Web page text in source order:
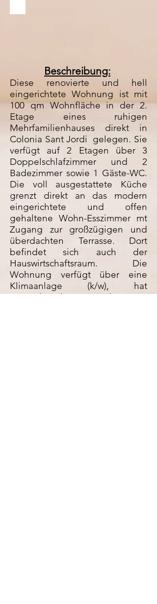
Beschreibung:
Diese renovierte und hell
eingerichtete Wohnung ist mit
100 qm Wohnfläche in der 2.
Etage eines ruhigen
Mehrfamilienhauses direkt in
Colonia Sant Jordi gelegen. Sie
verfügt auf 2 Etagen über 3
Doppelschlafzimmer und 2
Badezimmer sowie 1 Gäste-WC.
Die voll ausgestattete Küche
grenzt direkt an das modern
eingerichtete und offen
gehaltene Wohn-Esszimmer mt
Zugang zur großzügigen und
überdachten Terrasse. Dort
befindet sich auch der
Hauswirtschaftsraum. Die
Wohnung verfügt über eine
Klimaanlage (k/w), hat
Doppelverglasung und SAT-TV